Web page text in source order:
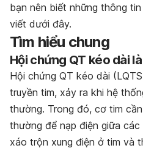
bạn nên biết những thông
viết dưới đây.
Tìm hiểu chung
Hội chứng QT kéo dài
Hội chứng QT kéo dài
truyền tim, xảy ra khi hệ
thường. Trong đó, cơ tim
thường để nạp điện giữa các
xáo trộn xung điện ở tim và